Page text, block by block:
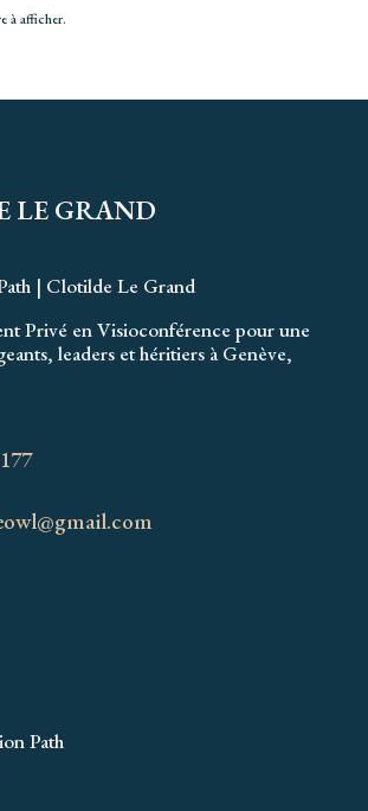
à afficher.
LE GRAND
| Clotilde Le Grand
Privé en Visioconférence pour une
leaders et héritiers à Genève,
Path